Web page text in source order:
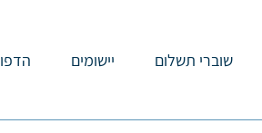
שוברי תשלום יישומים